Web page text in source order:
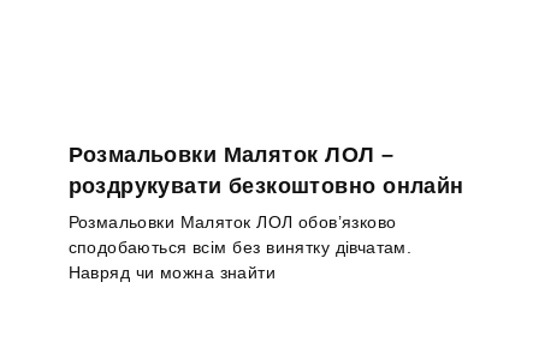
Розмальовки Маляток ЛОЛ –
роздрукувати безкоштовно онлайн
Розмальовки Маляток ЛОЛ обов’язково
сподобаються всім без винятку дівчатам.
Навряд чи можна знайти